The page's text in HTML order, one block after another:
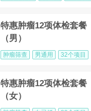
特惠肿瘤12项体检套餐
（男）
肿瘤筛查 男通用 32个项目
特惠肿瘤12项体检套餐
（女）